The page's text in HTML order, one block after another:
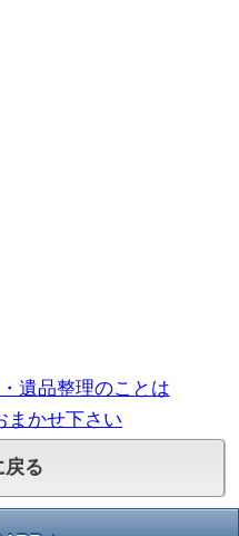
遺品整理のことは
まかせ下さい
戻る